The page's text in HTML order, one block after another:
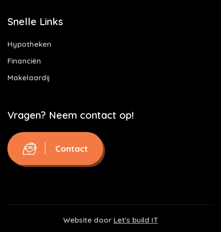
Snelle Links
Hypotheken
Financiën
Makelaardij
Vragen? Neem contact op!
Contact
Website door Let's build IT